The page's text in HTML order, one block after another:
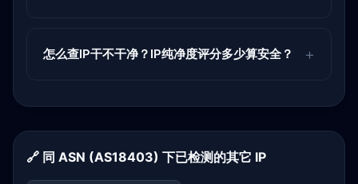
怎么查IP干不干净？IP纯净度评分多少算安全？
🔗 同 ASN (AS18403) 下已检测的其它 IP